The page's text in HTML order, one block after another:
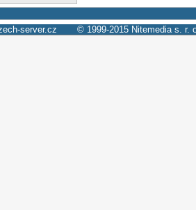
server.cz © 1999-2015 Nitemedia s. r.